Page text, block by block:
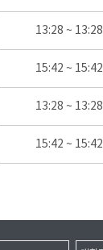
13:28 ~ 13:28
15:42 ~ 15:42
13:28 ~ 13:28
15:42 ~ 15:42